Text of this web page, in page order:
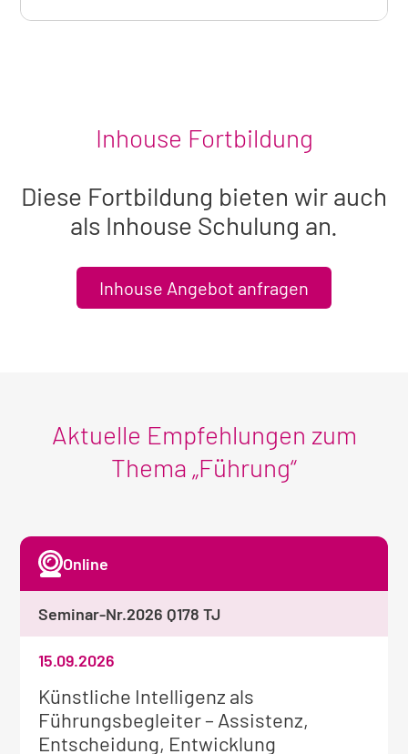
zum
Inhouse Fortbildung
Diese Fortbildung bieten wir auch
als Inhouse Schulung an.
Inhouse Angebot anfragen
Aktuelle Empfehlungen zum
Thema „Führung“
Weitere
Informationen
zum
Künstliche Intelligenz als
Führungsbegleiter – Assistenz,
Entscheidung, Entwicklung
15.09.2026
Online
Seminar-Nr.2026 Q178 TJ